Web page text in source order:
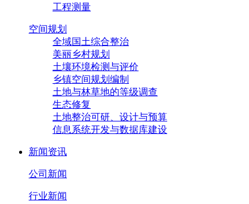
工程测量
空间规划
全域国土综合整治
美丽乡村规划
土壤环境检测与评价
乡镇空间规划编制
土地与林草地的等级调查
生态修复
土地整治可研、设计与预算
信息系统开发与数据库建设
新闻资讯
公司新闻
行业新闻